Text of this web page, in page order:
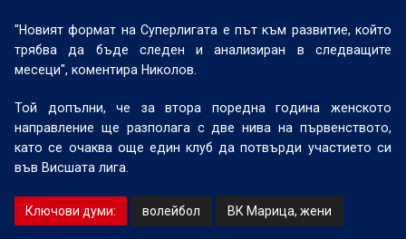
"Новият формат на Суперлигата е път към развитие, който
трябва да бъде следен и анализиран в следващите
месеци", коментира Николов.
Той допълни, че за втора поредна година женското
направление ще разполага с две нива на първенството,
като се очаква още един клуб да потвърди участието си
във Висшата лига.
Ключови думи: волейбол ВК Марица, жени